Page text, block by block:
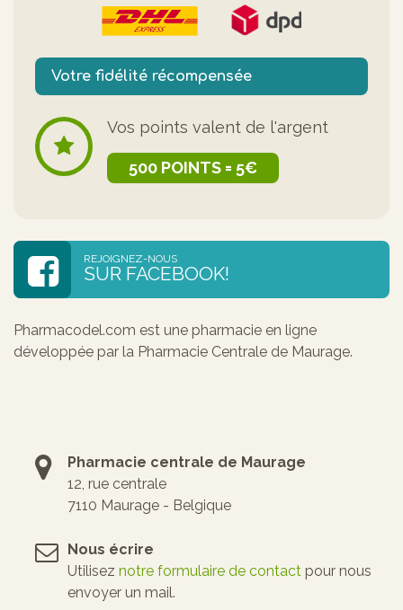
Votre fidélité récompensée
Vos points valent de l'argent
500 POINTS = 5€
REJOIGNEZ-NOUS
SUR FACEBOOK!
Pharmacodel.com est une pharmacie en ligne
développée par la Pharmacie Centrale de Maurage.
Pharmacie centrale de Maurage
12, rue centrale
7110 Maurage - Belgique
Nous écrire
Utilisez notre formulaire de contact pour nous
envoyer un mail.